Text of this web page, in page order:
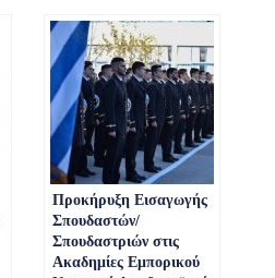
Προκήρυξη Εισαγωγής
Σπουδαστών/
Σπουδαστριών στις
Ακαδημίες Εμπορικού